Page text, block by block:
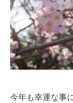
今年も幸運な事